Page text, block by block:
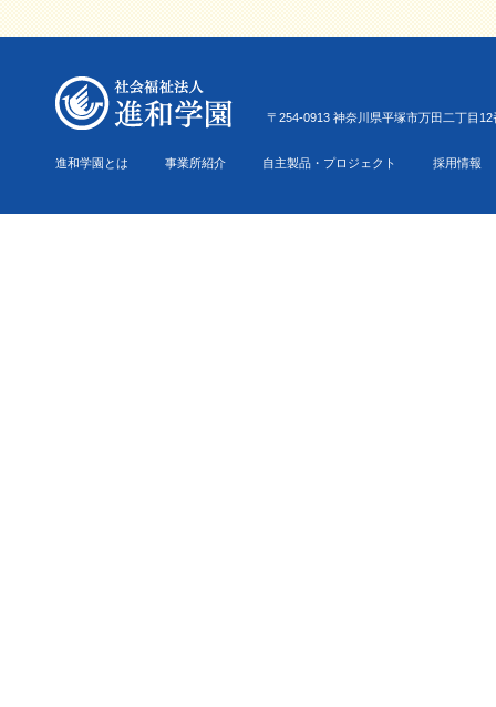
〒254-0913 神奈川県平塚市万田二丁目12
進和学園とは 事業所紹介 自主製品・プロジェクト 採用情報